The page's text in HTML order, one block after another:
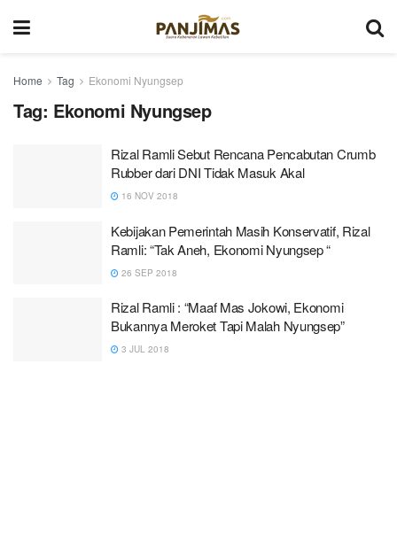
Home Tag Ekonomi Nyungsep
Tag: Ekonomi Nyungsep
Rizal Ramli Sebut Rencana Pencabutan Crumb
Rubber dari DNI Tidak Masuk Akal
16 NOV 2018
Kebijakan Pemerintah Masih Konservatif, Rizal
Ramli: “Tak Aneh, Ekonomi Nyungsep “
26 SEP 2018
Rizal Ramli : “Maaf Mas Jokowi, Ekonomi
Bukannya Meroket Tapi Malah Nyungsep”
3 JUL 2018